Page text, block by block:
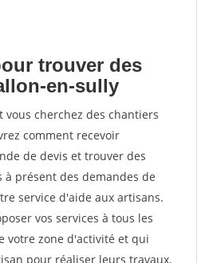
trouver des
en-sully
vous cherchez des chantiers
comment recevoir
de devis et trouver des
à présent des demandes de
service d'aide aux artisans.
vos services à tous les
votre zone d'activité et qui
pour réaliser leurs travaux.